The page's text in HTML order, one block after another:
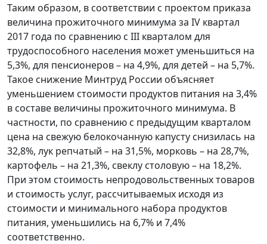
Таким образом, в соответствии с проектом приказа
величина прожиточного минимума за IV квартал
2017 года по сравнению с III кварталом для
трудоспособного населения может уменьшиться на
5,3%, для пенсионеров – на 4,9%, для детей – на 5,7%.
Такое снижение Минтруд России объясняет
уменьшением стоимости продуктов питания на 3,4%
в составе величины прожиточного минимума. В
частности, по сравнению с предыдущим кварталом
цена на свежую белокочанную капусту снизилась на
32,8%, лук репчатый – на 31,5%, морковь – на 28,7%,
картофель – на 21,3%, свеклу столовую – на 18,2%.
При этом стоимость непродовольственных товаров
и стоимость услуг, рассчитываемых исходя из
стоимости и минимального набора продуктов
питания, уменьшились на 6,7% и 7,4%
соответственно.